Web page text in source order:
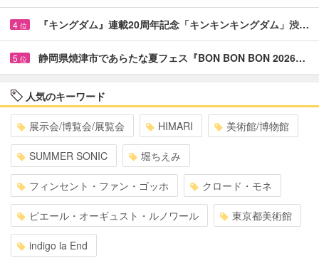
4 位 『キングダム』連載20周年記念「キンキンキングダム」渋…
5 位 静岡県焼津市であらたな夏フェス『BON BON BON 2026…
人気のキーワード
展示会/博覧会/展覧会 HIMARI 美術館/博物館
SUMMER SONIC 堀ちえみ
フィンセント・ファン・ゴッホ クロード・モネ
ピエール・オーギュスト・ルノワール 東京都美術館
indigo la End